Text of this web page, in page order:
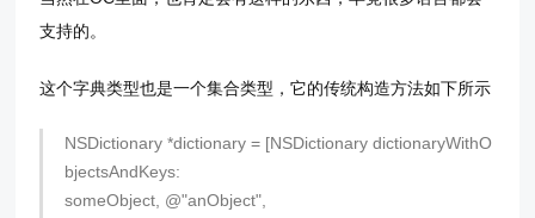
支持的。
这个字典类型也是一个集合类型，它的传统构造方法如下所示
NSDictionary *dictionary = [NSDictionary dictionaryWithO
bjectsAndKeys:
someObject, @"anObject",